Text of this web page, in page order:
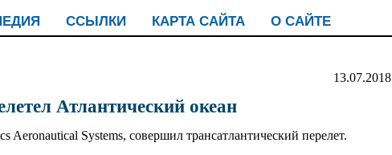
ССЫЛКИ КАРТА САЙТА О САЙТЕ
13.07.2018
Атлантический океан
Systems, совершил трансатлантический перелет.